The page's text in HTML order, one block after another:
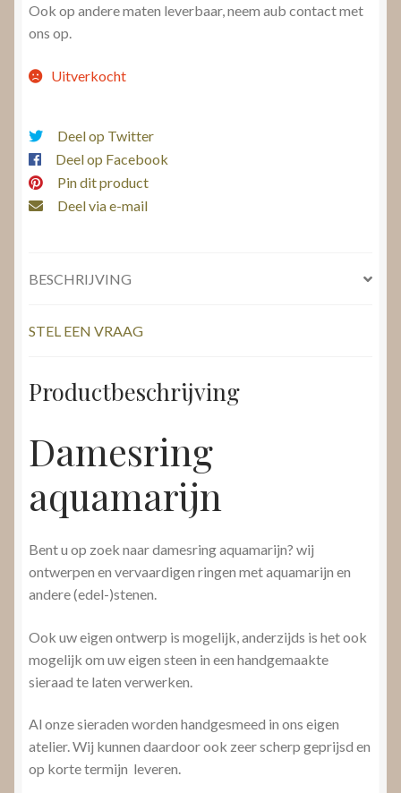
Ook op andere maten leverbaar, neem aub contact met
ons op.
Uitverkocht
Deel op Twitter
Deel op Facebook
Pin dit product
Deel via e-mail
BESCHRIJVING
STEL EEN VRAAG
Productbeschrijving
Damesring
aquamarijn
Bent u op zoek naar damesring aquamarijn? wij
ontwerpen en vervaardigen ringen met aquamarijn en
andere (edel-)stenen.
Ook uw eigen ontwerp is mogelijk, anderzijds is het ook
mogelijk om uw eigen steen in een handgemaakte
sieraad te laten verwerken.
Al onze sieraden worden handgesmeed in ons eigen
atelier. Wij kunnen daardoor ook zeer scherp geprijsd en
op korte termijn leveren.